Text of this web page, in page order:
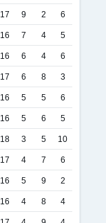
17 9 2 6
16 7 4 5
16 6 4 6
17 6 8 3
16 5 5 6
16 5 6 5
18 3 5 10
17 4 7 6
16 5 9 2
16 4 8 4